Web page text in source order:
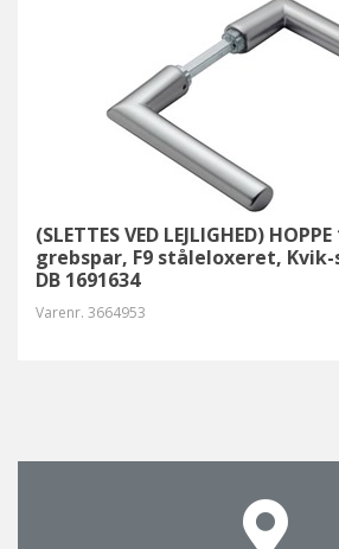
(SLETTES VED LEJLIGHED)
grebspar, F9 ståleloxeret,
DB 1691634
Varenr. 3664953